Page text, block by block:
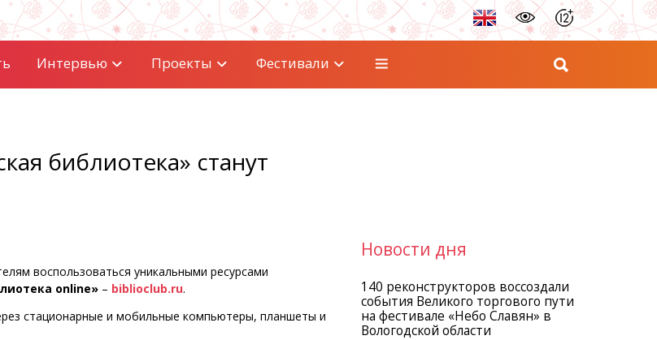
Интервью Проекты Фестивали
библиотека» станут
воспользоваться уникальными ресурсами
online» – biblioclub.ru.
стационарные и мобильные компьютеры, планшеты и
Новости дня
140 реконструкторов воссоздали
события Великого торгового пути
на фестивале «Небо Славян» в
Вологодской области